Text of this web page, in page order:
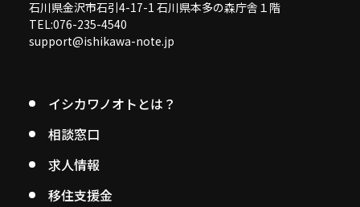
石川県金沢市石引4-17-1 石川県本多の森庁舎１階
TEL:076-235-4540
support@ishikawa-note.jp
イシカワノオトとは？
相談窓口
求人情報
移住支援金